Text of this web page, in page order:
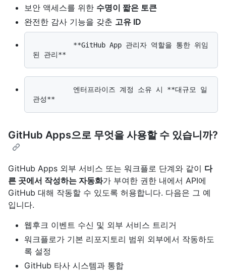
보안 액세스를 위한 수명이 짧은 토큰
완전한 감사 기능을 갖춘 고유 ID
GitHub Apps으로 무엇을 사용할 수 있습니까?
GitHub Apps 외부 서비스 또는 워크플로 단계와 같이 다
른 곳에서 작성하는 자동화가 부여한 권한 내에서 API에
GitHub 대해 작동할 수 있도록 허용합니다. 다음은 그 예
입니다.
웹후크 이벤트 수신 및 외부 서비스 트리거
워크플로가 기본 리포지토리 범위 외부에서 작동하도
록 설정
GitHub 타사 시스템과 통합